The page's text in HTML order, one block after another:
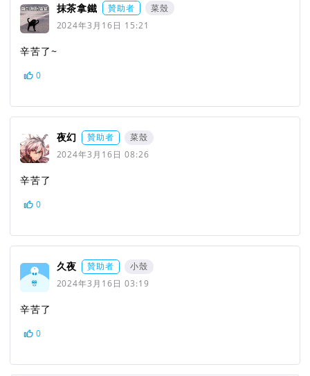
抹茶拿鐵 贊助者
菜殼
2024年3月16日 15:21
辛苦了~
0
夜幻 贊助者
菜殼
2024年3月16日 08:26
辛苦了
0
久夜 贊助者
小殼
2024年3月16日 03:19
辛苦了
0